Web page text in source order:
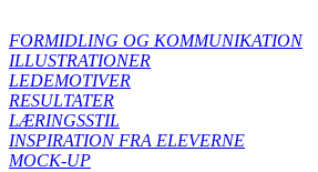
FORMIDLING OG KOMMUNIKATION
ILLUSTRATIONER
LEDEMOTIVER
RESULTATER
LÆRINGSSTIL
INSPIRATION FRA ELEVERNE
MOCK-UP